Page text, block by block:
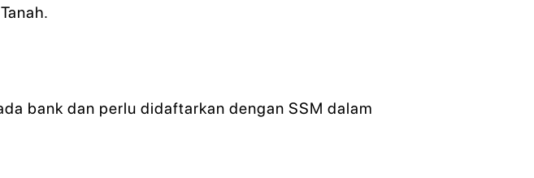
bank dan perlu didaftarkan dengan SSM dalam